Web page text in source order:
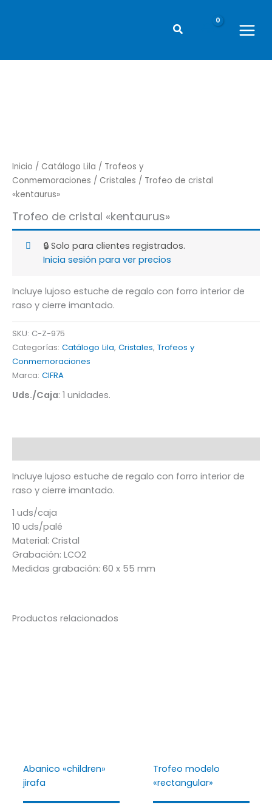
Buscar
Main
Menu
Inicio / Catálogo Lila / Trofeos y
Conmemoraciones / Cristales / Trofeo de cristal
«kentaurus»
Trofeo de cristal «kentaurus»
🔒 Solo para clientes registrados.
Inicia sesión para ver precios
Incluye lujoso estuche de regalo con forro interior de
raso y cierre imantado.
SKU: C-Z-975
Categorías: Catálogo Lila, Cristales, Trofeos y
Conmemoraciones
Marca: CIFRA
Uds./Caja: 1 unidades.
Incluye lujoso estuche de regalo con forro interior de
raso y cierre imantado.
1 uds/caja
10 uds/palé
Material: Cristal
Grabación: LCO2
Medidas grabación: 60 x 55 mm
Productos relacionados
Abanico «children»
jirafa
Trofeo modelo
«rectangular»